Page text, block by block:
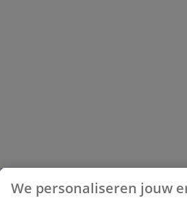
We personaliseren jouw